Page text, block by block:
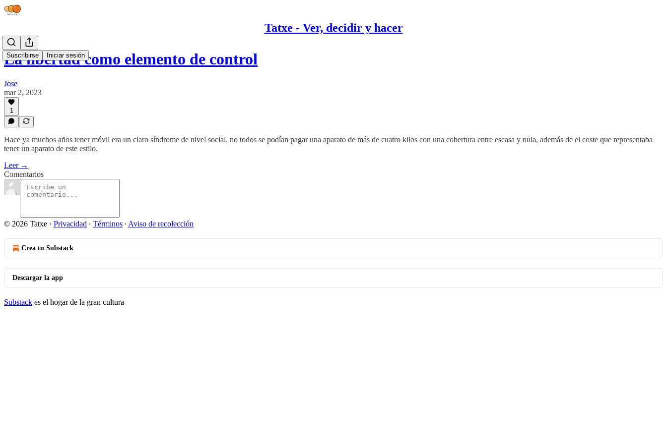
Tatxe - Ver, decidir y hacer
Suscribirse Iniciar sesión
La libertad como elemento de control
Jose
mar 2, 2023
1
Hace ya muchos años tener móvil era un claro síndrome de nivel social, no todos se podían pagar una aparato de más de cuatro kilos con una cobertura entre escasa y nula, además de el coste que representaba
tener un aparato de este estilo.
Leer →
Comentarios
© 2026 Tatxe · Privacidad ∙ Términos ∙ Aviso de recolección
Crea tu Substack
Descargar la app
Substack es el hogar de la gran cultura